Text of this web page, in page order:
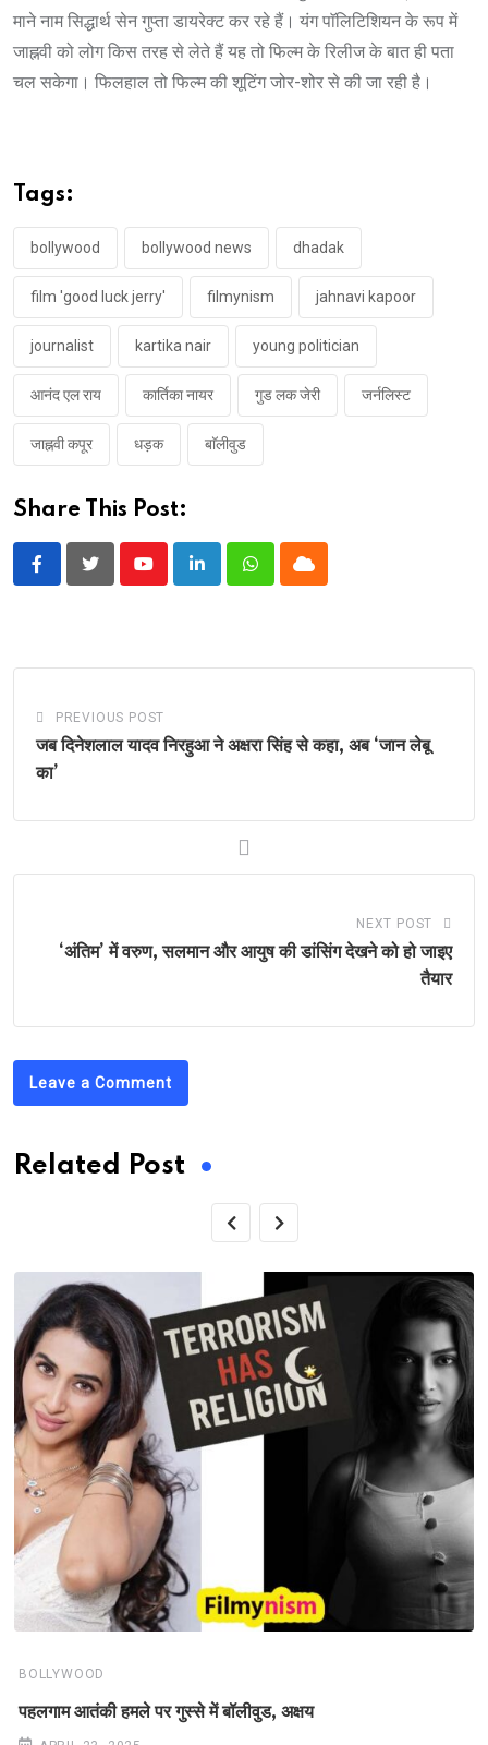
माने नाम सिद्धार्थ सेन गुप्ता डायरेक्ट कर रहे हैं। यंग पाॅलिटिशियन के रूप में
जाह्नवी को लोग किस तरह से लेते हैं यह तो फिल्म के रिलीज के बात ही पता
चल सकेगा। फिलहाल तो फिल्म की शूटिंग जोर-शोर से की जा रही है।
Tags:
bollywood bollywood news dhadak
film 'good luck jerry' filmynism jahnavi kapoor
journalist kartika nair young politician
आनंद एल राय कार्तिका नायर गुड लक जेरी जर्नलिस्ट
जाह्नवी कपूर धड़क बाॅलीवुड
Share This Post:
YoutubeLinkedInWhatsappCloud
PREVIOUS POST
जब दिनेशलाल यादव निरहुआ ने अक्षरा सिंह से कहा, अब ‘जान लेबू
का’
NEXT POST
‘अंतिम’ में वरुण, सलमान और आयुष की डांसिंग देखने को हो जाइए
तैयार
Leave a Comment
Related Post
BOLLYWOOD
पहलगाम आतंकी हमले पर गुस्से में बॉलीवुड, अक्षय